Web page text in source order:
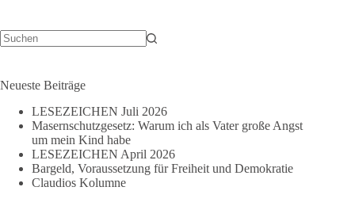
Enttäuschten.
Neueste Beiträge
LESEZEICHEN Juli 2026
Masernschutzgesetz: Warum ich als Vater große Angst
um mein Kind habe
LESEZEICHEN April 2026
Bargeld, Voraussetzung für Freiheit und Demokratie
Claudios Kolumne